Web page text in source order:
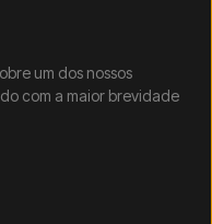
um dos nossos
com a maior brevidade